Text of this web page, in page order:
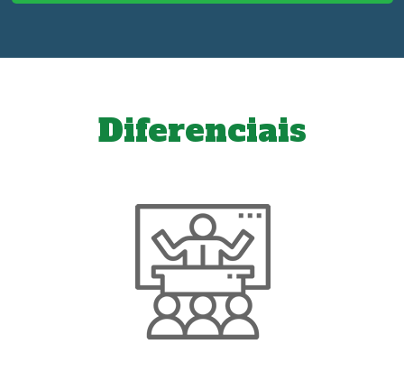
Diferenciais